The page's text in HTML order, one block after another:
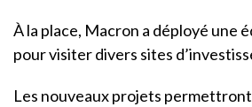
À la place, Macron a déployé une
pour visiter divers sites
Les nouveaux projets permettront